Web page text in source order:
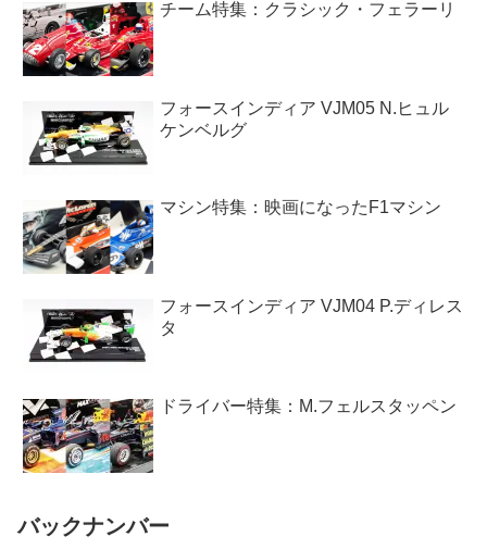
チーム特集：クラシック・フェラーリ
フォースインディア VJM05 N.ヒュル
ケンベルグ
マシン特集：映画になったF1マシン
フォースインディア VJM04 P.ディレス
タ
ドライバー特集：M.フェルスタッペン
バックナンバー